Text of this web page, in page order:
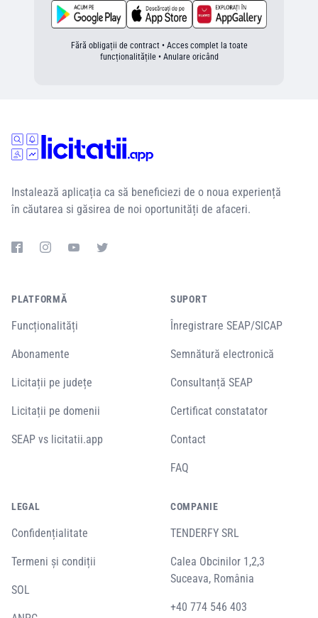
Fără obligații de contract • Acces complet la toate
funcționalitățile • Anulare oricând
Instalează aplicația ca să beneficiezi de o noua experiență
în căutarea si găsirea de noi oportunități de afaceri.
PLATFORMĂ
Funcționalități
Abonamente
Licitații pe județe
Licitații pe domenii
SEAP vs licitatii.app
SUPORT
Înregistrare SEAP/SICAP
Semnătură electronică
Consultanță SEAP
Certificat constatator
Contact
FAQ
LEGAL
Confidențialitate
Termeni și condiții
SOL
COMPANIE
TENDERFY SRL
Calea Obcinilor 1,2,3
Suceava, România
+40 774 546 403